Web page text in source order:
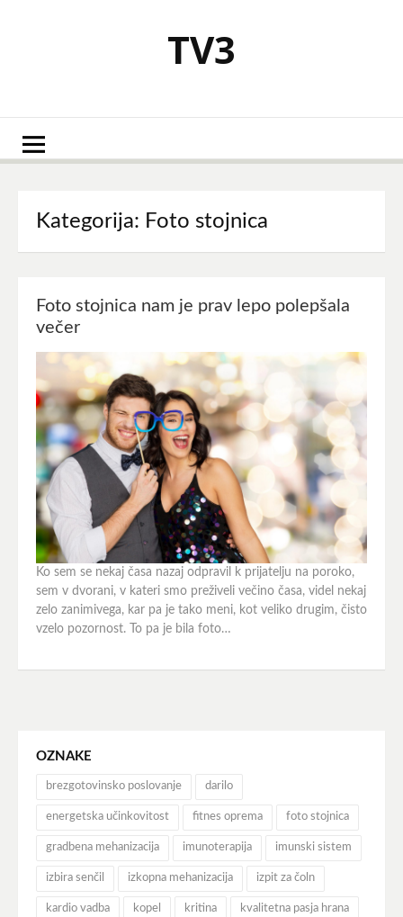
TV3
Kategorija: Foto stojnica
Foto stojnica nam je prav lepo polepšala
večer
Ko sem se nekaj časa nazaj odpravil k prijatelju na poroko,
sem v dvorani, v kateri smo preživeli večino časa, videl nekaj
zelo zanimivega, kar pa je tako meni, kot veliko drugim, čisto
vzelo pozornost. To pa je bila foto…
OZNAKE
brezgotovinsko poslovanje darilo
energetska učinkovitost fitnes oprema foto stojnica
gradbena mehanizacija imunoterapija imunski sistem
izbira senčil izkopna mehanizacija izpit za čoln
kardio vadba kopel kritina kvalitetna pasja hrana